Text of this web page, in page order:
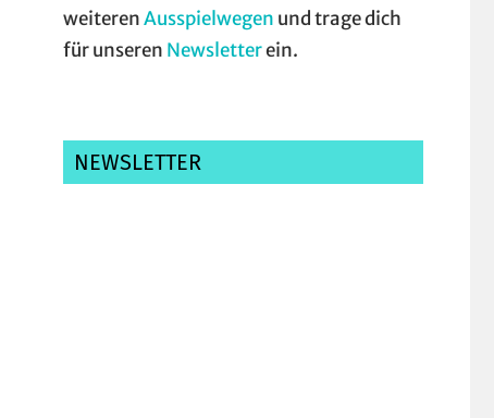
weiterenAusspielwegen und trage dich
für unseren Newsletterein.
NEWSLETTER